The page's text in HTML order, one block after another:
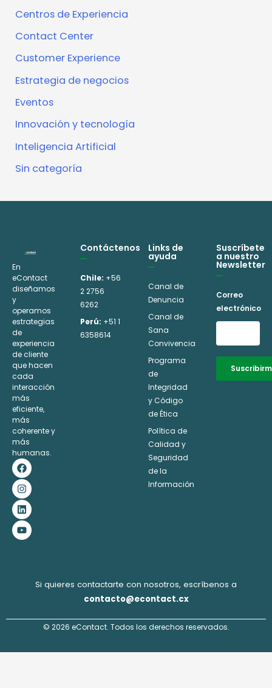
Centros de Experiencia
Contact Center
Customer Experience
Estrategia de negocios
Eventos
Innovación y tecnología
Inteligencia Artificial
Sin categoría
En
eContact
diseñamos
y
operamos
estrategias
de
experiencia
de cliente
que hacen
cada
interacción
más
eficiente,
más
coherente y
más
humanas.
F
a
c
e
b
o
o
k
I
n
s
t
a
g
r
a
m
L
i
n
k
e
d
i
n
Y
o
u
t
u
b
e
Contáctenos
Chile: +56
2 2756
6262
Perú: +51 1
6358614
Links de
ayuda
Canal de
Denuncia
Canal de
Sana
Convivencia
Programa
de
Integridad
y Código
de Ética
Política de
Calidad y
Seguridad
de la
Información
Suscríbete
a nuestro
Newsletter
Correo
electrónico
Si quieres contactarte con nosotros, escríbenos a
contacto@econtact.cx
© 2026 eContact. Todos los derechos reservados.